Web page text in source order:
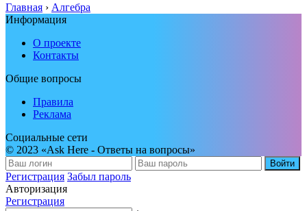
Главная › Алгебра
Информация
О проекте
Контакты
Общие вопросы
Правила
Реклама
Социальные сети
© 2023 «Ask Here - Ответы на вопросы»
Войти
Регистрация Забыл пароль
Авторизация
Регистрация